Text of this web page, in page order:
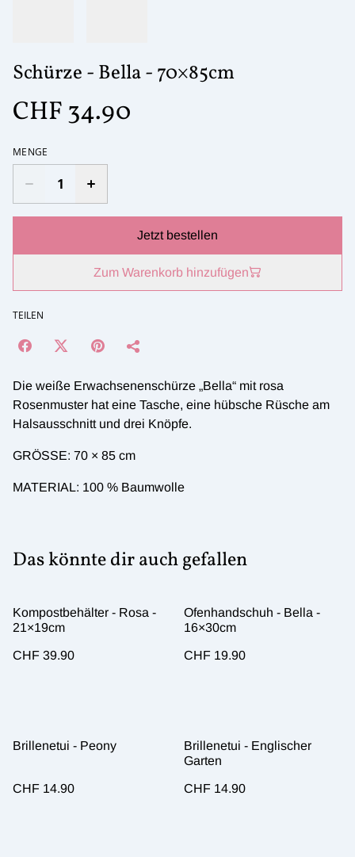
Schürze - Bella - 70×85cm
CHF 34.90
MENGE
Jetzt bestellen
Zum Warenkorb hinzufügen
TEILEN
Die weiße Erwachsenenschürze „Bella“ mit rosa
Rosenmuster hat eine Tasche, eine hübsche Rüsche am
Halsausschnitt und drei Knöpfe.
GRÖSSE: 70 × 85 cm
MATERIAL: 100 % Baumwolle
Das könnte dir auch gefallen
Kompostbehälter - Rosa -
21×19cm
CHF 39.90
Ofenhandschuh - Bella -
16×30cm
CHF 19.90
Brillenetui - Peony
CHF 14.90
Brillenetui - Englischer
Garten
CHF 14.90